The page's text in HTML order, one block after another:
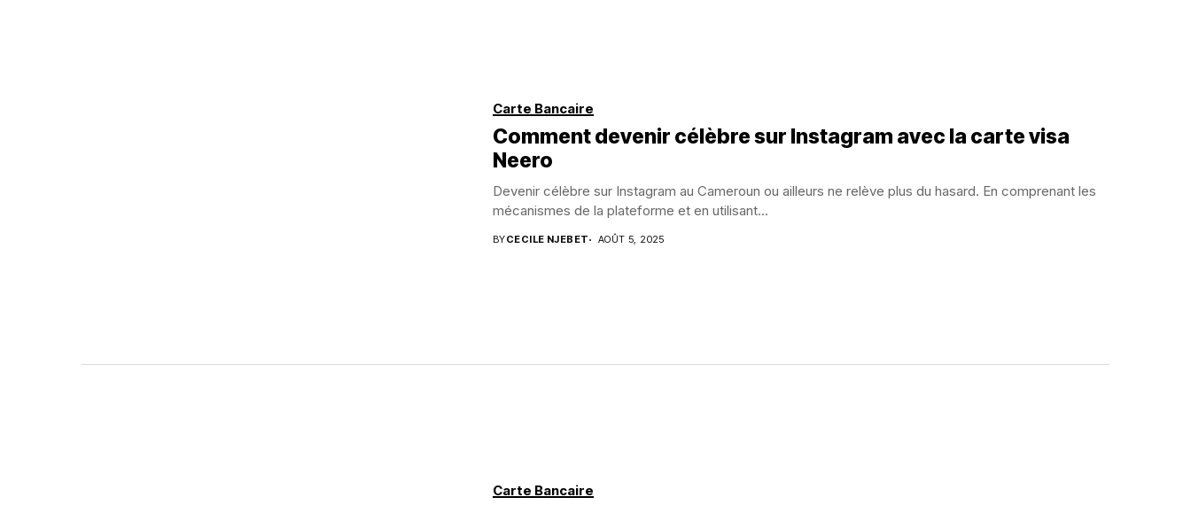
Carte Bancaire
Comment devenir célèbre sur Instagram avec la carte visa
Neero
Devenir célèbre sur Instagram au Cameroun ou ailleurs ne relève plus du hasard. En comprenant les
mécanismes de la plateforme et en utilisant...
BYCECILE NJEBET AOÛT 5, 2025
Carte Bancaire